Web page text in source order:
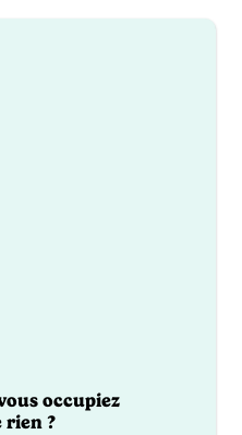
occupiez
rien ?